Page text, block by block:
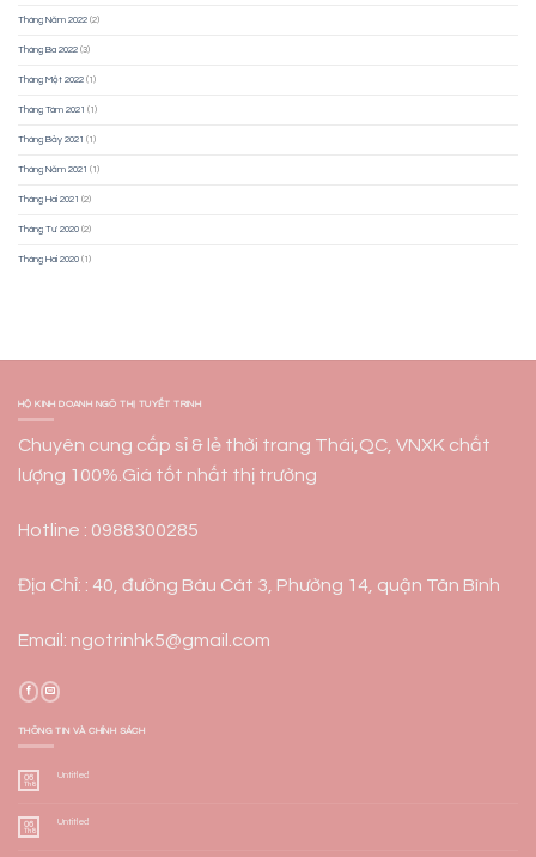
Tháng Năm 2022 (2)
Tháng Ba 2022 (3)
Tháng Một 2022 (1)
Tháng Tám 2021 (1)
Tháng Bảy 2021 (1)
Tháng Năm 2021 (1)
Tháng Hai 2021 (2)
Tháng Tư 2020 (2)
Tháng Hai 2020 (1)
HỘ KINH DOANH NGÔ THỊ TUYẾT TRINH
Chuyên cung cấp sỉ & lẻ thời trang Thái,QC, VNXK chất
lượng 100%.Giá tốt nhất thị trường
Hotline : 0988300285
Địa Chỉ: : 40, đường Bàu Cát 3, Phường 14, quận Tân Bình
Email: ngotrinhk5@gmail.com
THÔNG TIN VÀ CHÍNH SÁCH
06
Th8
Untitled
06
Th8
Untitled